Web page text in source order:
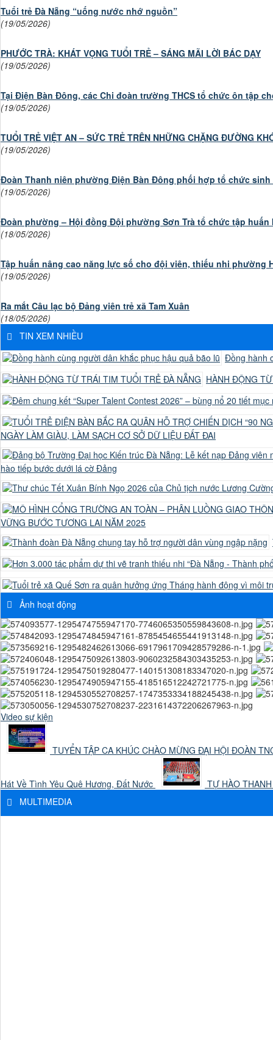
Tuổi trẻ Đà Nẵng “uống nước nhớ nguồn”
(19/05/2026)
PHƯỚC TRÀ: KHÁT VỌNG TUỔI TRẺ – SÁNG MÃI LỜI BÁC DẠY
(19/05/2026)
Tại Điện Bàn Đông, các Chi đoàn trường THCS tổ chức ôn tập
(19/05/2026)
TUỔI TRẺ VIỆT AN – SỨC TRẺ TRÊN NHỮNG CHẶNG ĐƯỜNG
(19/05/2026)
Đoàn Thanh niên phường Điện Bàn Đông phối hợp tổ chức sinh
(19/05/2026)
Đoàn phường – Hội đồng Đội phường Sơn Trà tổ chức tập
(18/05/2026)
Tập huấn nâng cao năng lực số cho đội viên, thiếu nhi phường
(19/05/2026)
Ra mắt Câu lạc bộ Đảng viên trẻ xã Tam Xuân
(18/05/2026)
TIN XEM NHIỀU
Đồng hành
HÀNH ĐỘNG
NGÀY LÀM GIÀU, LÀM SẠCH CƠ SỞ DỮ LIỆU ĐẤT ĐAI
hào tiếp bước dưới lá cờ Đảng
VỮNG BƯỚC TƯƠNG LAI NĂM 2025
Ảnh hoạt động
Video sự kiện
TUYỂN TẬP CA KHÚC CHÀO MỪNG ĐẠI HỘI ĐOÀN
Hát Về Tình Yêu Quê Hương, Đất Nước
TỰ HÀO
MULTIMEDIA